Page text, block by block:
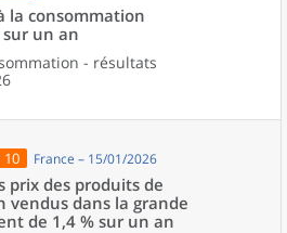
la consommation
un an
- résultats
10 France – 15/01/2026
prix des produits de
vendus dans la grande
de 1,4 % sur un an